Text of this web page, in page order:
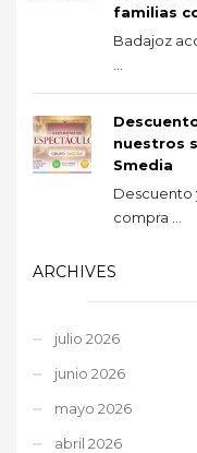
familias
Badajoz
nuestros
Smedia
Descuento
compra ...
ARCHIVES
julio 2026
junio 2026
mayo 2026
abril 2026